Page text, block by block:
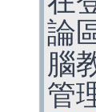
論
腦
管